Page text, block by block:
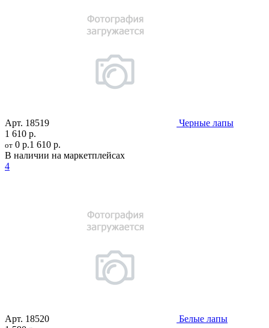
Арт. 18519
Черные лапы
1 610 р.
от 0 р.1 610 р.
В наличии на маркетплейсах
4
Арт. 18520
Белые лапы